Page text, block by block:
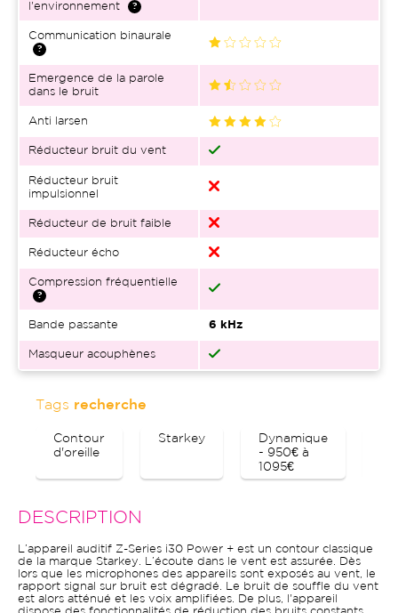
l'environnement
Communication binaurale
Emergence de la parole
dans le bruit
Anti larsen
Réducteur bruit du vent
Réducteur bruit
impulsionnel
Réducteur de bruit faible
Réducteur écho
Compression fréquentielle
Bande passante 6 kHz
Masqueur acouphènes
Tags recherche
Contour
d'oreille
Starkey
Dynamique
- 950€ à
1095€
DESCRIPTION
L’appareil auditif Z-Series i30 Power + est un contour classique
de la marque Starkey. L’écoute dans le vent est assurée. Dès
lors que les microphones des appareils sont exposés au vent, le
rapport signal sur bruit est dégradé. Le bruit de souffle du vent
est alors atténué et les voix amplifiées. De plus, l'appareil